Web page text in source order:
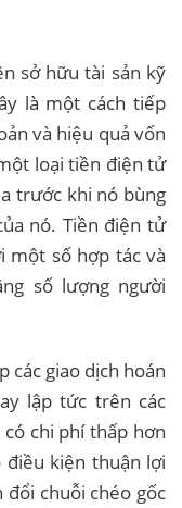
sở hữu tài sản kỹ
là một cách tiếp
và hiệu quả vốn
loại tiền điện tử
trước khi nó bùng
nó. Tiền điện tử
một số hợp tác và
số lượng người
các giao dịch hoán
lập tức trên các
chi phí thấp hơn
điều kiện thuận lợi
chuỗi chéo gốc